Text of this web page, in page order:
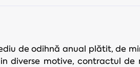
de odihnă anual plătit, de
diverse motive, contractul de